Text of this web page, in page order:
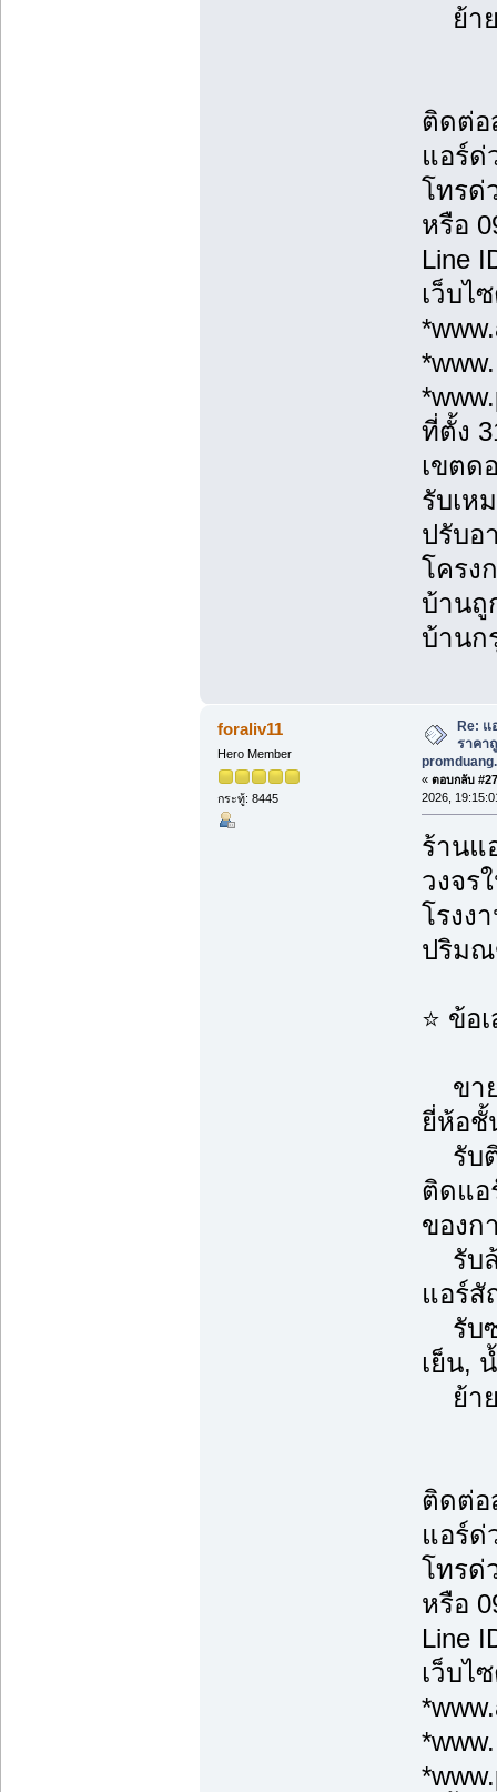
ย้าย
ติดต่อ
แอร์ด่
โทรด่
หรือ
Line
เว็บไ
ที่ตั้ง
เขตด
รับเห
ปรับอ
โครง
บ้านถู
บ้านก
foraliv11
Hero Member
กระทู้: 8445
Re: แ
ราคา
« ตอบกลับ
2026,
ร้านแ
วงจร
โรงง
ปริม
⭐ ข้อ
ขาย
ยี่ห้อชั้
รับติ
ติดแอ
ของก
รับล้
แอร์สั
รับซ่
เย็น,
ย้าย
ติดต่อ
แอร์ด่
โทรด่
หรือ
Line
เว็บไ